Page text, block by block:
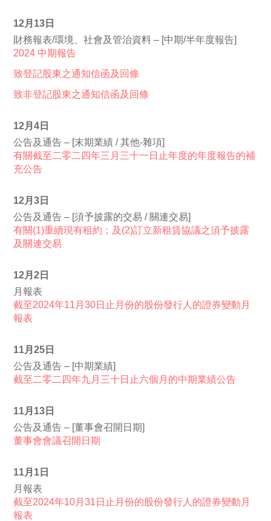
12月13日
財務報表/環境、社會及管治資料 – [中期/半年度報告]
2024 中期報告
致登記股東之通知信函及回條
致非登記股東之通知信函及回條
12月4日
公告及通告 – [末期業績 / 其他-雜項]
有關截至二零二四年三月三十一日止年度的年度報告的補
充公告
12月3日
公告及通告 – [須予披露的交易 / 關連交易]
有關(1)重續現有租約；及(2)訂立新租賃協議之須予披露
及關連交易
12月2日
月報表
截至2024年11月30日止月份的股份發行人的證券變動月
報表
11月25日
公告及通告 – [中期業績]
截至二零二四年九月三十日止六個月的中期業績公告
11月13日
公告及通告 – [董事會召開日期]
董事會會議召開日期
11月1日
月報表
截至2024年10月31日止月份的股份發行人的證券變動月
報表